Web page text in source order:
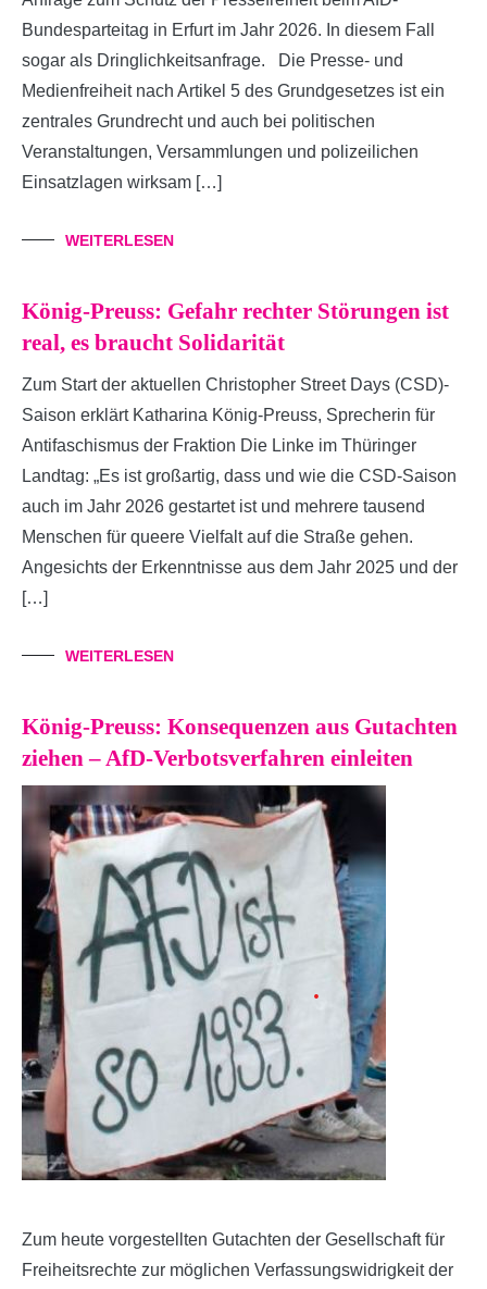
Bundesparteitag in Erfurt im Jahr 2026. In diesem Fall
sogar als Dringlichkeitsanfrage. Die Presse- und
Medienfreiheit nach Artikel 5 des Grundgesetzes ist ein
zentrales Grundrecht und auch bei politischen
Veranstaltungen, Versammlungen und polizeilichen
Einsatzlagen wirksam […]
WEITERLESEN
König-Preuss: Gefahr rechter Störungen ist
real, es braucht Solidarität
Zum Start der aktuellen Christopher Street Days (CSD)-
Saison erklärt Katharina König-Preuss, Sprecherin für
Antifaschismus der Fraktion Die Linke im Thüringer
Landtag: „Es ist großartig, dass und wie die CSD-Saison
auch im Jahr 2026 gestartet ist und mehrere tausend
Menschen für queere Vielfalt auf die Straße gehen.
Angesichts der Erkenntnisse aus dem Jahr 2025 und der
[…]
WEITERLESEN
König-Preuss: Konsequenzen aus Gutachten
ziehen – AfD-Verbotsverfahren einleiten
Zum heute vorgestellten Gutachten der Gesellschaft für
Freiheitsrechte zur möglichen Verfassungswidrigkeit der